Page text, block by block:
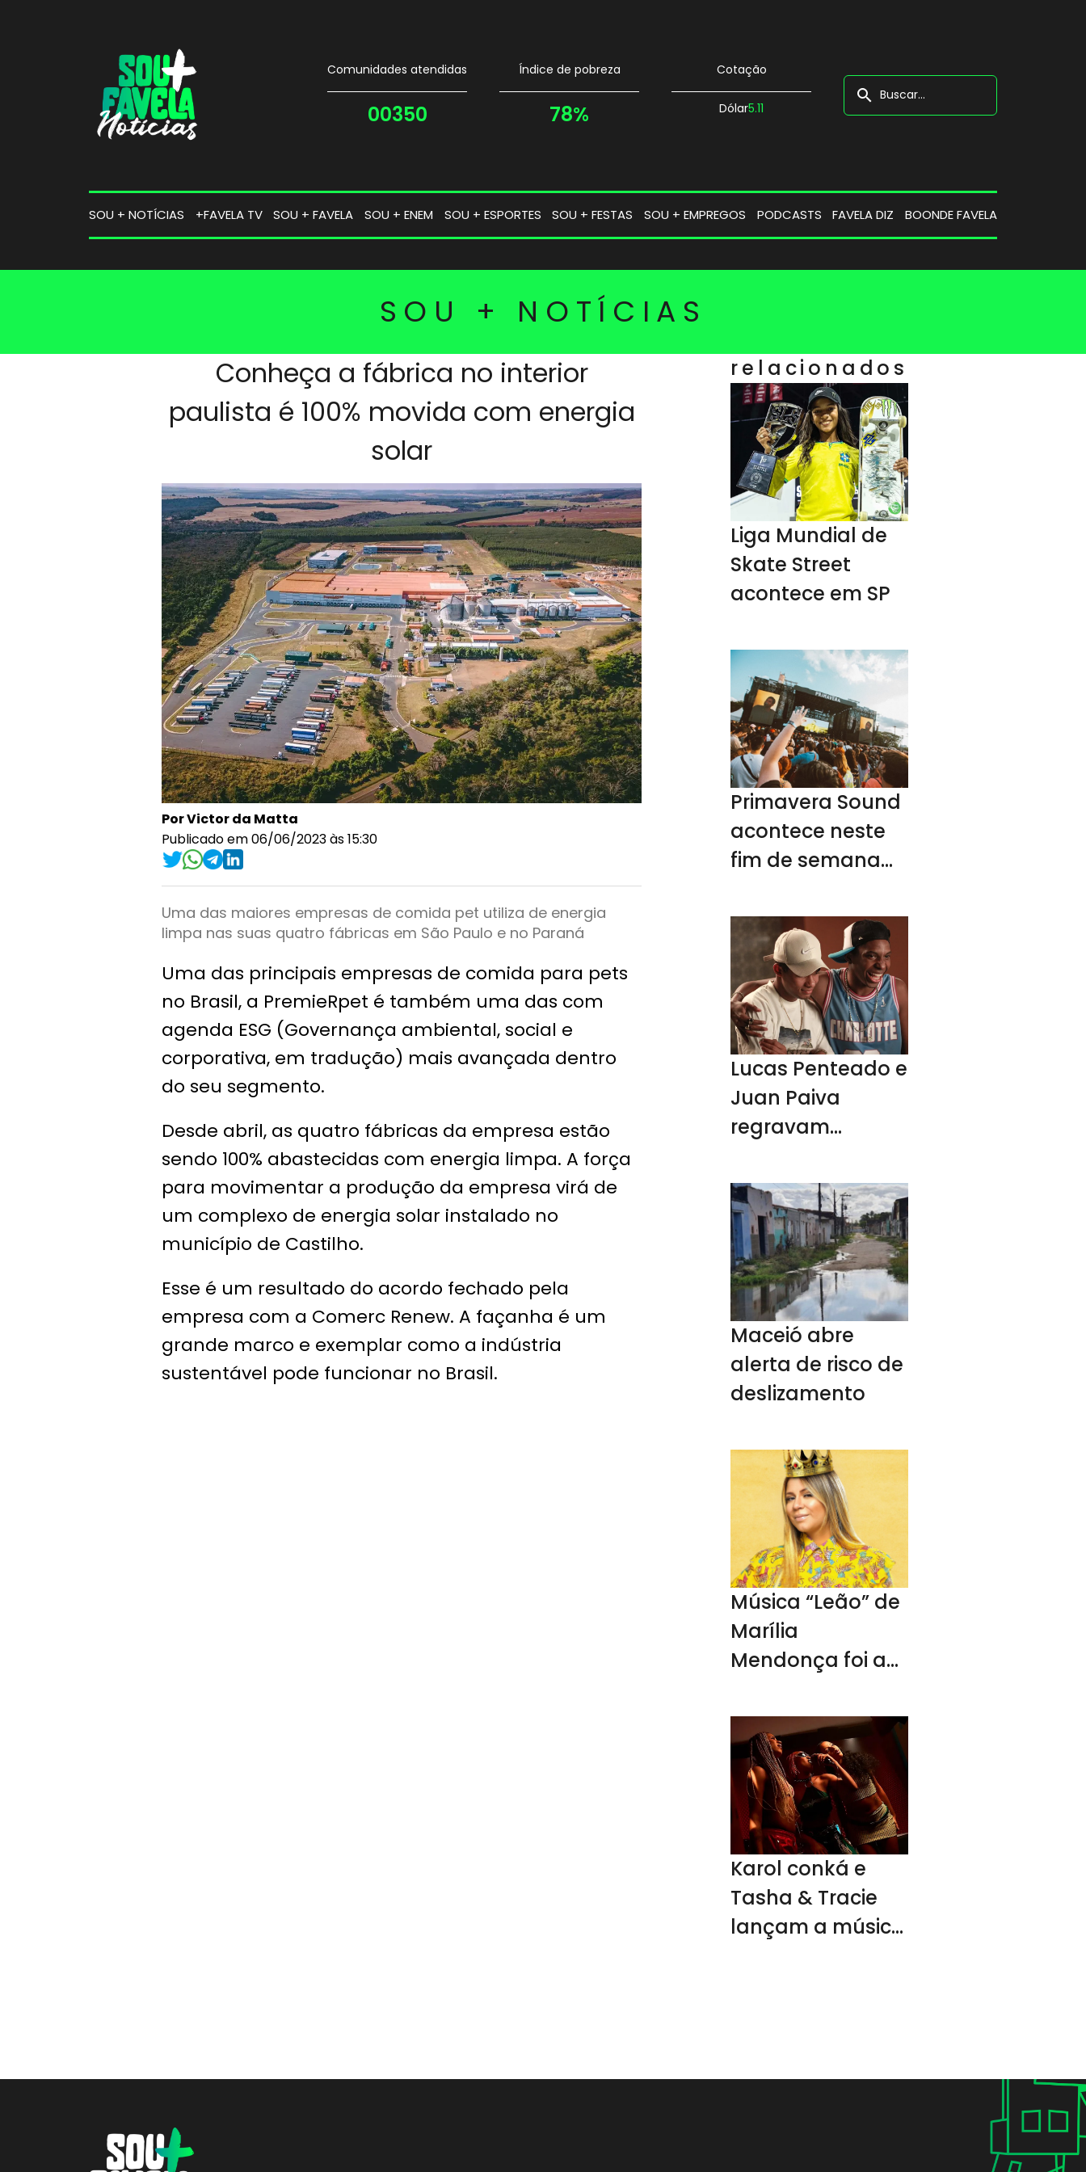
Comunidades atendidas
00350
Índice de pobreza
78%
Cotação
Dólar5.11
search
SOU + NOTÍCIAS +FAVELA TV SOU + FAVELA SOU + ENEM SOU + ESPORTES SOU + FESTAS SOU + EMPREGOS PODCASTS FAVELA DIZ BOONDE FAVELA
SOU + NOTÍCIAS
Conheça a fábrica no interior
paulista é 100% movida com energia
solar
Por Victor da Matta
Publicado em 06/06/2023 às 15:30
Uma das maiores empresas de comida pet utiliza de energia
limpa nas suas quatro fábricas em São Paulo e no Paraná
Uma das principais empresas de comida para pets
no Brasil, a PremieRpet é também uma das com
agenda ESG (Governança ambiental, social e
corporativa, em tradução) mais avançada dentro
do seu segmento.
Desde abril, as quatro fábricas da empresa estão
sendo 100% abastecidas com energia limpa. A força
para movimentar a produção da empresa virá de
um complexo de energia solar instalado no
município de Castilho.
Esse é um resultado do acordo fechado pela
empresa com a Comerc Renew. A façanha é um
grande marco e exemplar como a indústria
sustentável pode funcionar no Brasil.
relacionados
Liga Mundial de
Skate Street
acontece em SP
Primavera Sound
acontece neste
fim de semana
Lucas Penteado e
Juan Paiva
regravam
Claudinho e
Buchecha
Maceió abre
alerta de risco de
deslizamento
Música “Leão” de
Marília
Mendonça foi a
no Brasil em 2023
Karol conká e
Tasha & Tracie
lançam a música